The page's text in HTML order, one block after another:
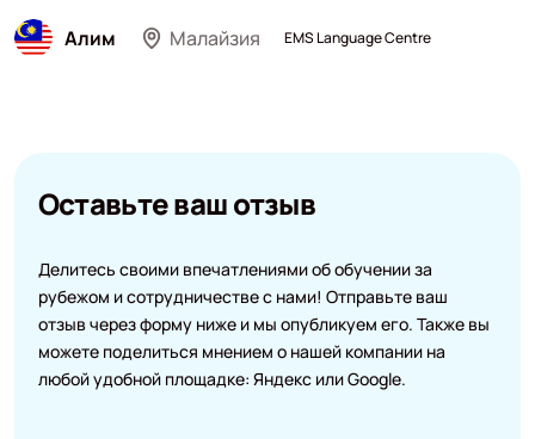
Алим Малайзия EMS Language Centre
Оставьте ваш отзыв
Делитесь своими впечатлениями об обучении за
рубежом и сотрудничестве с нами! Отправьте ваш
отзыв через форму ниже и мы опубликуем его. Также вы
можете поделиться мнением о нашей компании на
любой удобной площадке: Яндекс или Google.